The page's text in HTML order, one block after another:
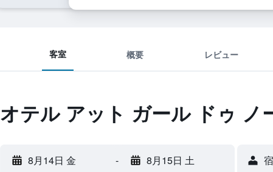
客室 概要 レビュー
オテル アット ガール ドゥ ノ
8月14日 金 - 8月15日 土